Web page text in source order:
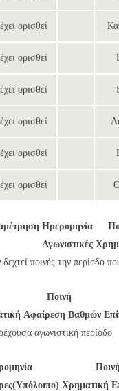
ορισθεί
ορισθεί
ορισθεί
ορισθεί
ορισθεί
ορισθεί
Ημερομηνία
Αγωνιστικές
ποινές την περίοδο
Ποινή
Αφαίρεση Βαθμών
αγωνιστική περίοδο
Χρηματική